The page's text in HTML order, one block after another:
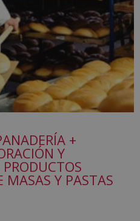
+
Y
MASAS Y PASTAS